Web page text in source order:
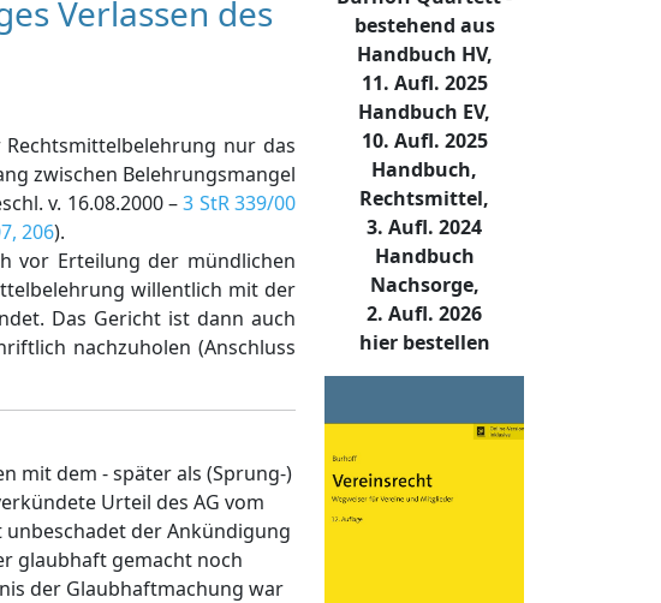
Verlassen des
nur das
zwischen Belehrungsmangel
v. 16.08.2000 –3 StR 339/00
206).
vor Erteilung der mündlichen
willentlich mit der
Das Gericht ist dann auch
nachzuholen (Anschluss
mit dem - später als (Sprung-)
Urteil des AG vom
unbeschadet der Ankündigung
glaubhaft gemacht noch
der Glaubhaftmachung war
bestehend aus
Handbuch HV,
11. Aufl. 2025
Handbuch EV,
10. Aufl. 2025
Handbuch,
Rechtsmittel,
3. Aufl. 2024
Handbuch
Nachsorge,
2. Aufl. 2026
hier bestellen